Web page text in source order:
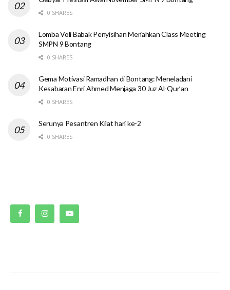
0 SHARES
Lomba Voli Babak Penyisihan Meriahkan Class Meeting
SMPN 9 Bontang
0 SHARES
Gema Motivasi Ramadhan di Bontang: Meneladani
Kesabaran Enri Ahmed Menjaga 30 Juz Al-Qur’an
0 SHARES
Serunya Pesantren Kilat hari ke-2
0 SHARES